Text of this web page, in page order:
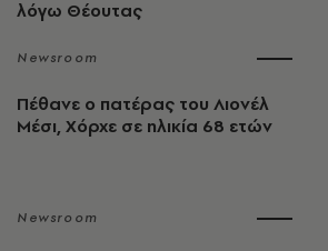
λόγω Θέουτας
Newsroom
Πέθανε ο πατέρας του Λιονέλ
Μέσι, Χόρχε σε ηλικία 68 ετών
Newsroom